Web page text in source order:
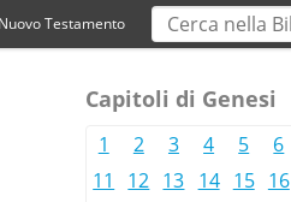
Nuovo Testamento
Capitoli di Genesi
1 2 3 4 5 6
11
12 13 14 15 16